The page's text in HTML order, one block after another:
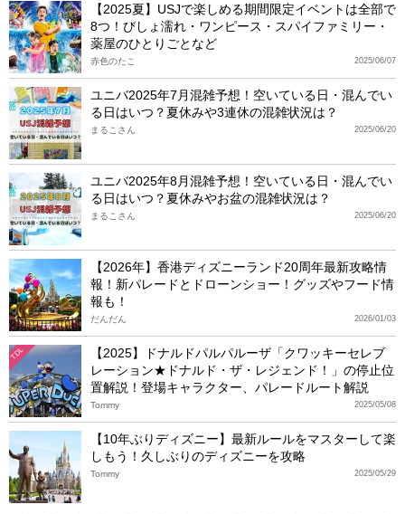
【2025夏】USJで楽しめる期間限定イベントは全部で
8つ！びしょ濡れ・ワンピース・スパイファミリー・
薬屋のひとりごとなど
2025/06/07
赤色のたこ
ユニバ2025年7月混雑予想！空いている日・混んでい
る日はいつ？夏休みや3連休の混雑状況は？
2025/06/20
まるこさん
ユニバ2025年8月混雑予想！空いている日・混んでい
る日はいつ？夏休みやお盆の混雑状況は？
2025/06/20
まるこさん
【2026年】香港ディズニーランド20周年最新攻略情
報！新パレードとドローンショー！グッズやフード情
報も！
2026/01/03
だんだん
TDL
【2025】ドナルドパルパルーザ「クワッキーセレブ
レーション★ドナルド・ザ・レジェンド！」の停止位
置解説！登場キャラクター、パレードルート解説
2025/05/08
Tommy
【10年ぶりディズニー】最新ルールをマスターして楽
しもう！久しぶりのディズニーを攻略
2025/05/29
Tommy